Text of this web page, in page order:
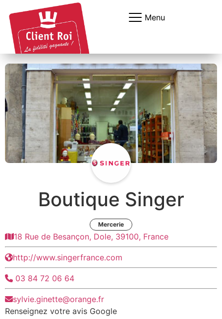
Menu
Boutique Singer
Mercerie
18 Rue de Besançon, Dole, 39100, France
http://www.singerfrance.com
03 84 72 06 64
sylvie.ginette@orange.fr
Renseignez votre avis Google
Panneau de gestion des cookies